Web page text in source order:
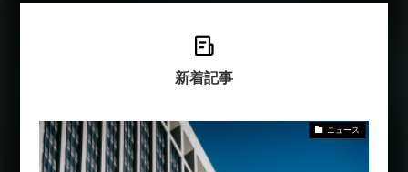
新着記事
ニュース